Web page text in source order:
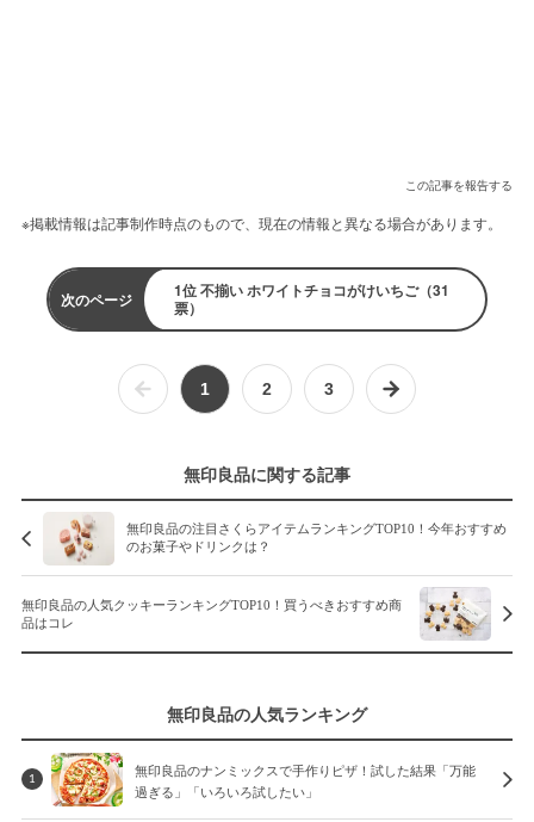
この記事を報告する
※掲載情報は記事制作時点のもので、現在の情報と異なる場合があります。
次のページ
1位 不揃い ホワイトチョコがけいちご（31
票）
1 2 3
無印良品に関する記事
無印良品の注目さくらアイテムランキングTOP10！今年おすすめ
のお菓子やドリンクは？
無印良品の人気クッキーランキングTOP10！買うべきおすすめ商
品はコレ
無印良品の人気ランキング
1
無印良品のナンミックスで手作りピザ！試した結果「万能
過ぎる」「いろいろ試したい」